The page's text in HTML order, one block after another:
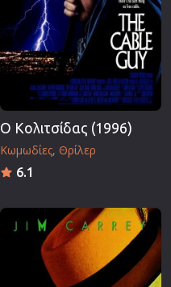
Ο Κολιτσίδας (1996)
Κωμωδίες Θρίλερ
6.1